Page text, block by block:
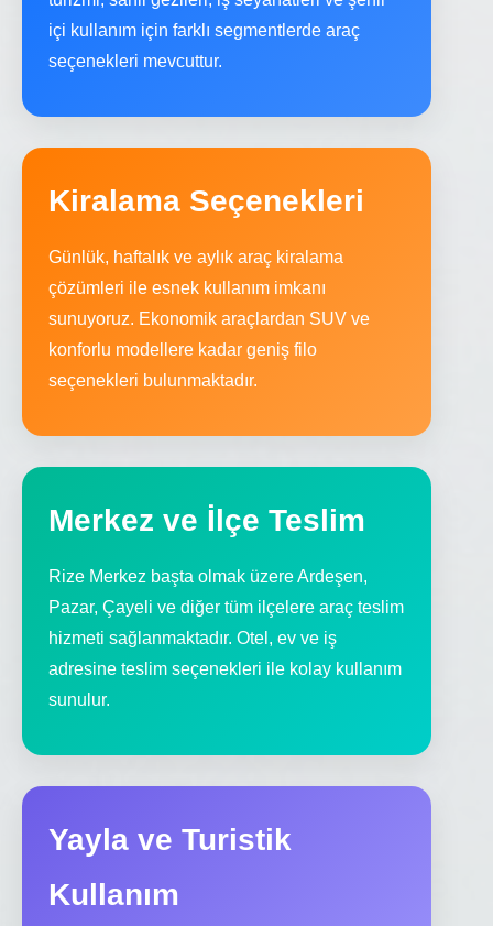
içi kullanım için farklı segmentlerde araç
seçenekleri mevcuttur.
Kiralama Seçenekleri
Günlük, haftalık ve aylık araç kiralama
çözümleri ile esnek kullanım imkanı
sunuyoruz. Ekonomik araçlardan SUV ve
konforlu modellere kadar geniş filo
seçenekleri bulunmaktadır.
Merkez ve İlçe Teslim
Rize Merkez başta olmak üzere Ardeşen,
Pazar, Çayeli ve diğer tüm ilçelere araç teslim
hizmeti sağlanmaktadır. Otel, ev ve iş
adresine teslim seçenekleri ile kolay kullanım
sunulur.
Yayla ve Turistik
Kullanım